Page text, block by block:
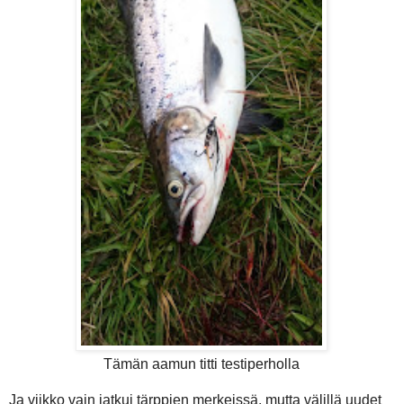
Tämän aamun titti testiperholla
Ja viikko vain jatkui tärppien merkeissä, mutta välillä uudet